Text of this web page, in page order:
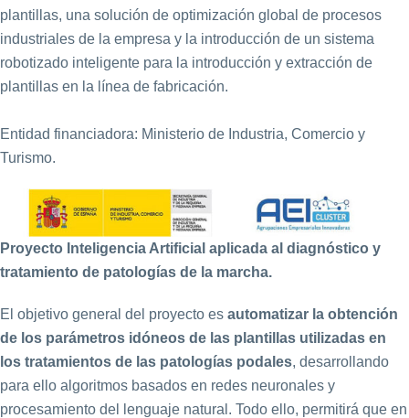
plantillas, una solución de optimización global de procesos
industriales de la empresa y la introducción de un sistema
robotizado inteligente para la introducción y extracción de
plantillas en la línea de fabricación.
Entidad financiadora: Ministerio de Industria, Comercio y
Turismo.
Proyecto Inteligencia Artificial aplicada al diagnóstico y
tratamiento de patologías de la marcha.
El objetivo general del proyecto es automatizar la obtención
de los parámetros idóneos de las plantillas utilizadas en
los tratamientos de las patologías podales, desarrollando
para ello algoritmos basados en redes neuronales y
procesamiento del lenguaje natural. Todo ello, permitirá que en